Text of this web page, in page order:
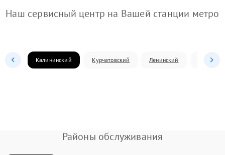
Наш сервисный центр на Вашей станции метро
Калининский Курчатовский Ленинский
Районы обслуживания